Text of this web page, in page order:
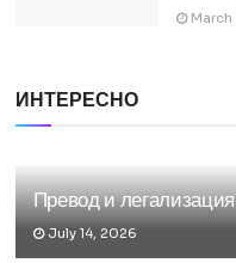
March
ИНТЕРЕСНО
Превод и
July 14, 2026